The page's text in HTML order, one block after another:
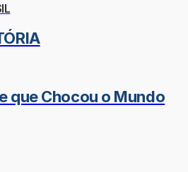
que Chocou o Mundo